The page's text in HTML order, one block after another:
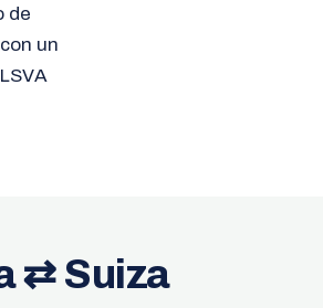
de
un
⇄ Suiza